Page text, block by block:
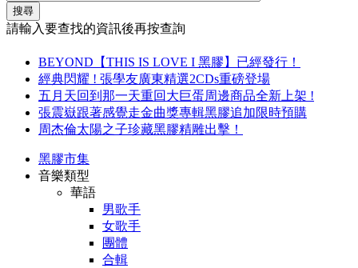
搜尋
請輸入要查找的資訊後再按查詢
BEYOND【THIS IS LOVE I 黑膠】已經發行！
經典閃耀 ! 張學友廣東精選2CDs重磅登場
五月天回到那一天重回大巨蛋周邊商品全新上架 !
張震嶽跟著感覺走金曲獎專輯黑膠追加限時預購
周杰倫太陽之子珍藏黑膠精雕出擊！
黑膠市集
音樂類型
華語
男歌手
女歌手
團體
合輯